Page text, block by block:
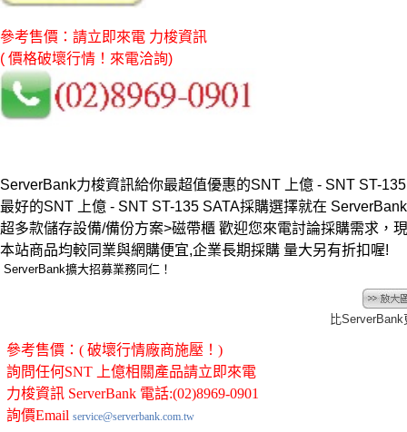
參考售價：請立即來電 力梭資訊
( 價格破壞行情！來電洽詢)
ServerBank力梭資訊給你最超值優惠的SNT 上億 - SNT ST-
最好的SNT 上億 - SNT ST-135 SATA採購選擇就在
超多款儲存設備/備份方案>磁帶櫃 歡迎您來電討論採購需求，
本站商品均較同業與網購便宜,企業長期採購 量大另有折扣喔!
ServerBank擴大招募業務同仁！
比ServerBank
參考售價：( 破壞行情廠商施壓！)
詢問任何SNT 上億相關產品請立即來電
力梭資訊 ServerBank 電話:(02)8969-0901
詢價Email service@serverbank.com.tw